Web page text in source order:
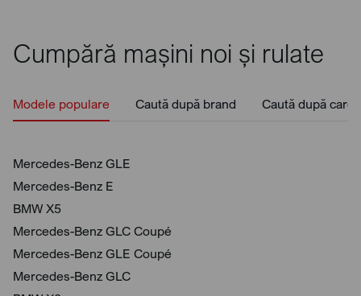
Cumpără mașini noi și rulate
Modele populare Caută după brand Caută după
Mercedes-Benz GLE
Mercedes-Benz E
BMW X5
Mercedes-Benz GLC Coupé
Mercedes-Benz GLE Coupé
Mercedes-Benz GLC